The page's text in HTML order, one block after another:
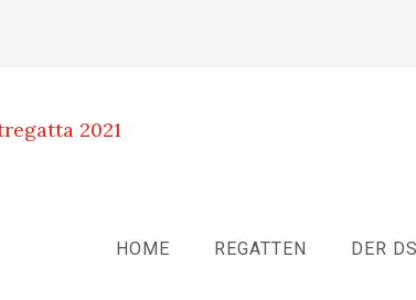
HOME REGATTEN DER